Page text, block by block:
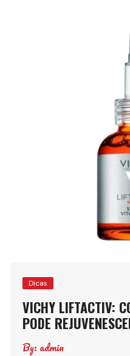
Dicas
VICHY LIFTACTIV:
PODE
By: admin